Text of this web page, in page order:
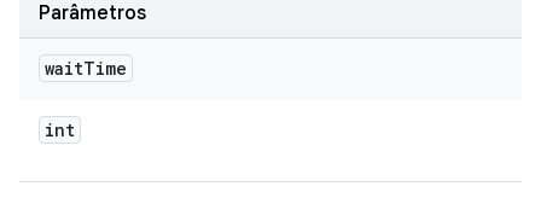
Parâmetros
waitTime
int